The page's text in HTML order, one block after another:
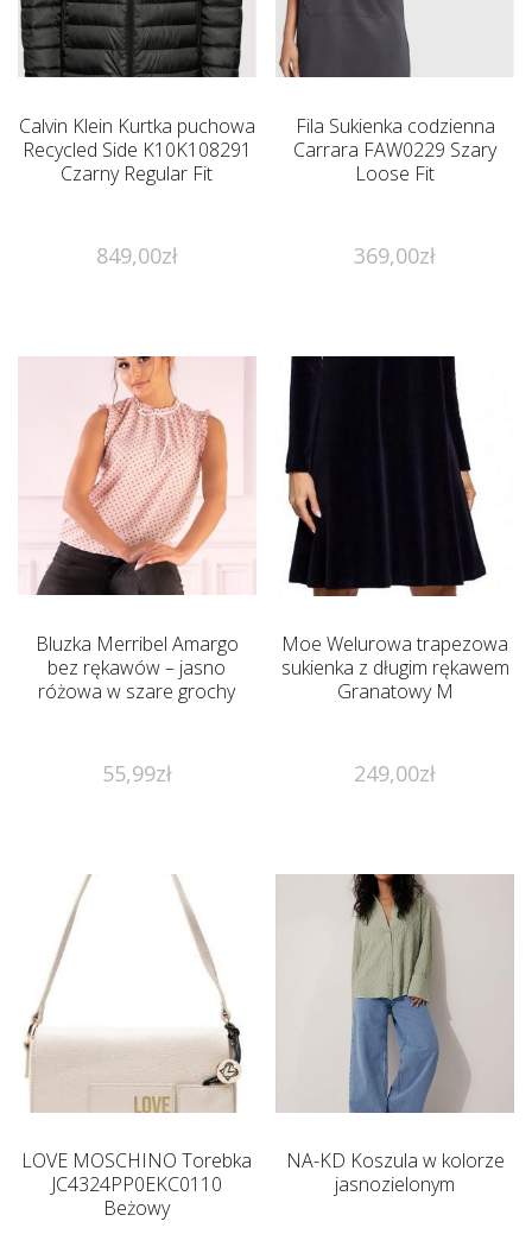
Calvin Klein Kurtka puchowa
Recycled Side K10K108291
Czarny Regular Fit
849,00zł
Fila Sukienka codzienna
Carrara FAW0229 Szary
Loose Fit
369,00zł
Bluzka Merribel Amargo
bez rękawów – jasno
różowa w szare grochy
55,99zł
Moe Welurowa trapezowa
sukienka z długim rękawem
Granatowy M
249,00zł
LOVE MOSCHINO Torebka
JC4324PP0EKC0110
Beżowy
NA-KD Koszula w kolorze
jasnozielonym